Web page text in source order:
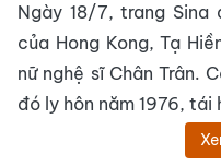
Ngày 18/7, trang Sina
của Hong Kong, Tạ
nữ nghệ sĩ Chân Trân.
đó ly hôn năm 1976,